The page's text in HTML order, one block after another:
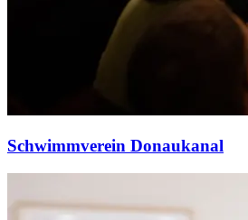
Schwimmverein Donaukanal